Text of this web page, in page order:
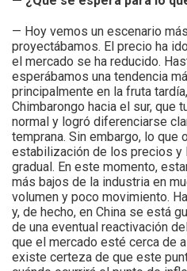
— Hoy vemos un escenario
proyectábamos. El precio ha
el mercado se ha reducido.
esperábamos una tendencia
principalmente en la fruta
Chimbarongo hacia el sur, que
normal y logró diferenciarse
temprana. Sin embargo, lo que
estabilización de los precios y
gradual. En este momento,
más bajos de la industria en
volumen y poco movimiento.
y, de hecho, en China se está
de una eventual reactivación
que el mercado esté cerca de
existe certeza de que este